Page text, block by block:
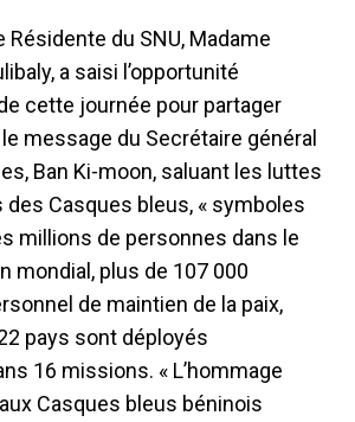
Résidente du SNU, Madame
a saisi l’opportunité
cette journée pour partager
le message du Secrétaire général
Ban Ki-moon, saluant les luttes
Casques bleus, « symboles
millions de personnes dans le
mondial, plus de 107 000
de maintien de la paix,
pays sont déployés
16 missions. « L’hommage
Casques bleus béninois